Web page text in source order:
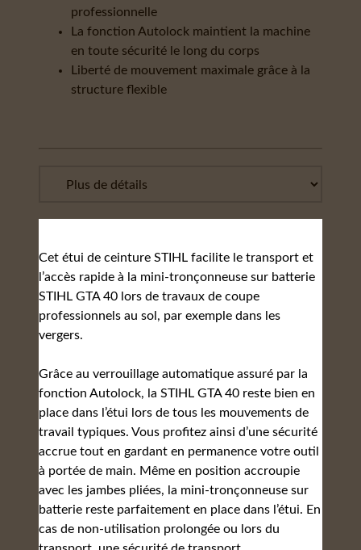
professionnelle
La fonction Autolock maintient la machine
en toute sécurité le long du corps
Liberté de mouvement maximale grâce à la
structure flexible
Cet étui de ceinture STIHL facilite le transport et
l’accès rapide à la mini-tronçonneuse sur batterie
STIHL GTA 40 lors de travaux de coupe
professionnels au sol, par exemple dans les
vergers.
Grâce au verrouillage automatique assuré par la
fonction Autolock, la STIHL GTA 40 reste bien en
place dans l’étui lors de tous les mouvements de
travail typiques. Vous profitez ainsi d’une sécurité
accrue tout en gardant en permanence votre outil
à portée de main. Même en position accroupie
avec les jambes pliées, la mini-tronçonneuse sur
batterie reste parfaitement en place dans l’étui. En
cas de non-utilisation prolongée ou lors du